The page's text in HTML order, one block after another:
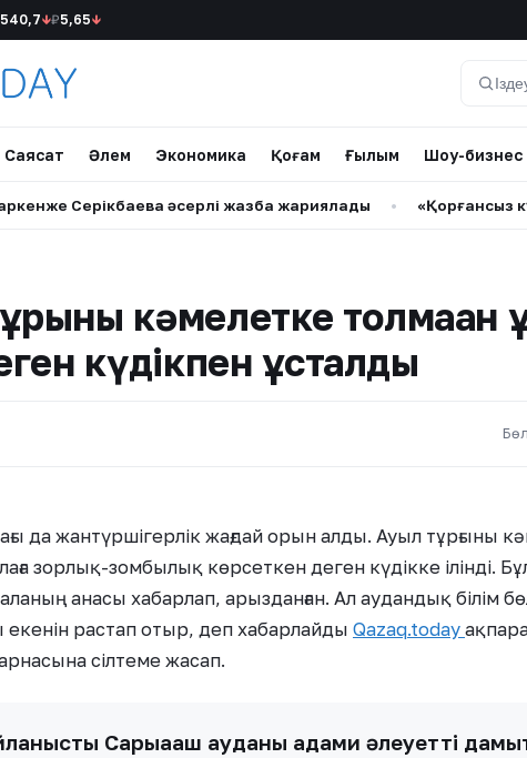
540,7↓₽5,65↓
Іздеу
Саясат Әлем Экономика Қоғам Ғылым Шоу-бизнес
Серікбаева әсерлі жазба жариялады • «Қорғансыз
кәмелетке толмаған
күдікпен ұсталды
да жантүршігерлік жағдай орын алды. Ауыл тұрғыны
зорлық-зомбылық көрсеткен деген күдікке ілінді.
анасы хабарлап, арызданған. Ал аудандық білім
екенін растап отыр, деп хабарлайды Qazaq.today
сілтеме жасап.
Сарыағаш ауданы адами әлеуетті